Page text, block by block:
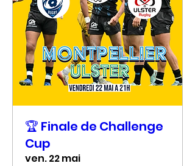
🏆 Finale de Challenge
Cup
ven. 22 mai